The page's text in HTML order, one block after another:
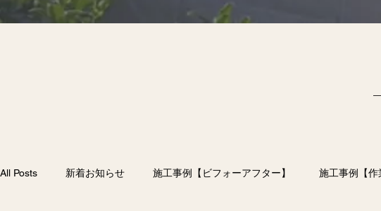
All Posts 新着お知らせ 施工事例【ビフォーアフター】 施工事例【作